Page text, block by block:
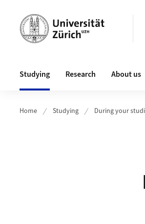
Studying Research About us
Home Studying During your